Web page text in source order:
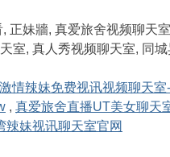
妹牆, 真爱旅舍视频聊天
室, 真人秀视频聊天室, 同
情辣妹免费视讯视频聊天室
, 真爱旅舍直播UT美女聊天
辣妹视讯聊天室官网